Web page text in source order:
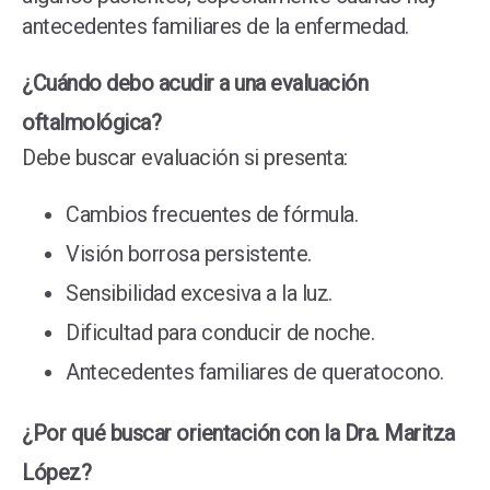
antecedentes familiares de la enfermedad.
¿Cuándo debo acudir a una evaluación
oftalmológica?
Debe buscar evaluación si presenta:
Cambios frecuentes de fórmula.
Visión borrosa persistente.
Sensibilidad excesiva a la luz.
Dificultad para conducir de noche.
Antecedentes familiares de queratocono.
¿Por qué buscar orientación con la Dra. Maritza
López?